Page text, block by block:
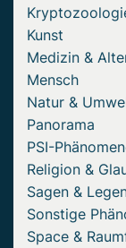
Kunst
Medizin &
Mensch
Natur &
Panorama
PSI-
Religion &
Sagen &
Sonstige
Space &